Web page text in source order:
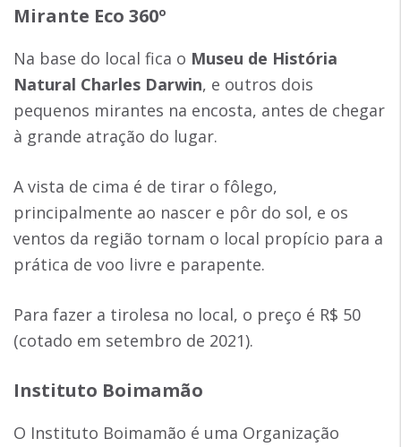
Mirante Eco 360º
Na base do local fica o Museu de História
Natural Charles Darwin, e outros dois
pequenos mirantes na encosta, antes de chegar
à grande atração do lugar.
A vista de cima é de tirar o fôlego,
principalmente ao nascer e pôr do sol, e os
ventos da região tornam o local propício para a
prática de voo livre e parapente.
Para fazer a tirolesa no local, o preço é R$ 50
(cotado em setembro de 2021).
Instituto Boimamão
O Instituto Boimamão é uma Organização